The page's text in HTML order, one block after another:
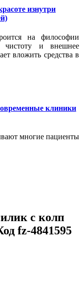
изнутри
на философии
чистоту и внешнее
вложить средства в
клиники
многие пациенты
с колп
fz-4841595